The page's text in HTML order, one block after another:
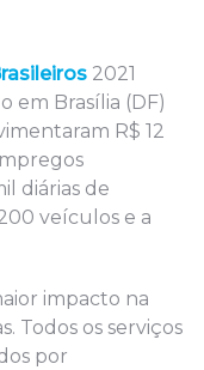
2021
em Brasília (DF)
R$ 12
diárias de
veículos e a
impacto na
Todos os serviços
por